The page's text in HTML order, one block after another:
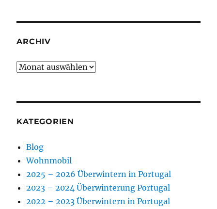
ARCHIV
Archiv
KATEGORIEN
Blog
Wohnmobil
2025 – 2026 Überwintern in Portugal
2023 – 2024 Überwinterung Portugal
2022 – 2023 Überwintern in Portugal